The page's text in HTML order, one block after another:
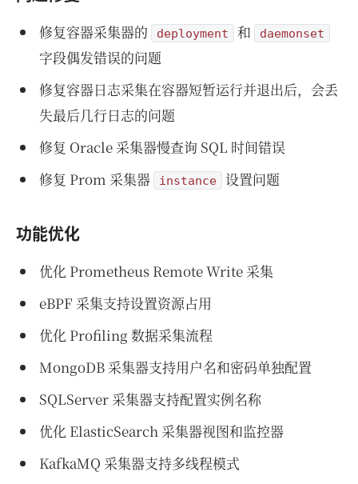
修复容器采集器的 deployment 和 daemonset
字段偶发错误的问题
修复容器日志采集在容器短暂运行并退出后，会丢
失最后几行日志的问题
修复 Oracle 采集器慢查询 SQL 时间错误
修复 Prom 采集器
instance 设置问题
功能优化
优化 Prometheus Remote Write 采集
eBPF 采集支持设置资源占用
优化 Profiling 数据采集流程
MongoDB 采集器支持用户名和密码单独配置
SQLServer 采集器支持配置实例名称
优化 ElasticSearch 采集器视图和监控器
KafkaMQ 采集器支持多线程模式